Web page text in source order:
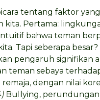
tentang faktor
kita. Pertama:
bahwa teman
Tapi seberapa
pengaruh signifikan
teman sebaya
dengan nilai
Bullying, perundungan